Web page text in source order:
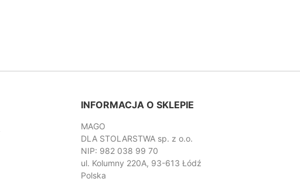
INFORMACJA O SKLEPIE
MAGO
DLA STOLARSTWA sp. z o.o.
NIP: 982 038 99 70
ul. Kolumny 220A, 93-613 Łódź
Polska